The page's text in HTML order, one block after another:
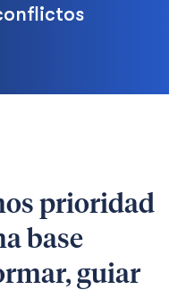
prioridad
base
guiar